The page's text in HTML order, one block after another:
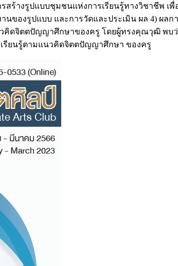
ร้างรูปแบบชุมชนแห่งการเรียนรู้ทางวิชาชีพ
ของรูปแบบ และการวัดและประเมิน ผล 4) ผล
คิดจิตตปัญญาศึกษาของครู โดยผู้ทรงคุณวุฒิ พบ
เรียนรู้ตามแนวคิดจิตตปัญญาศึกษา ของครู